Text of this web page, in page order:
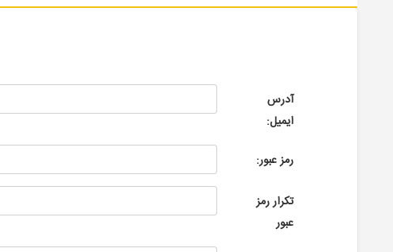
آدرس
ایمیل:
رمز عبور:
تکرار رمز
عبور